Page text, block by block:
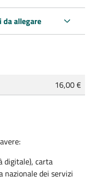
allegare
16,00 €
digitale), carta
nazionale dei servizi